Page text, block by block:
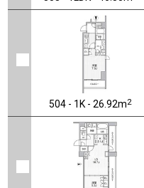
504 - 1K - 26.92m2